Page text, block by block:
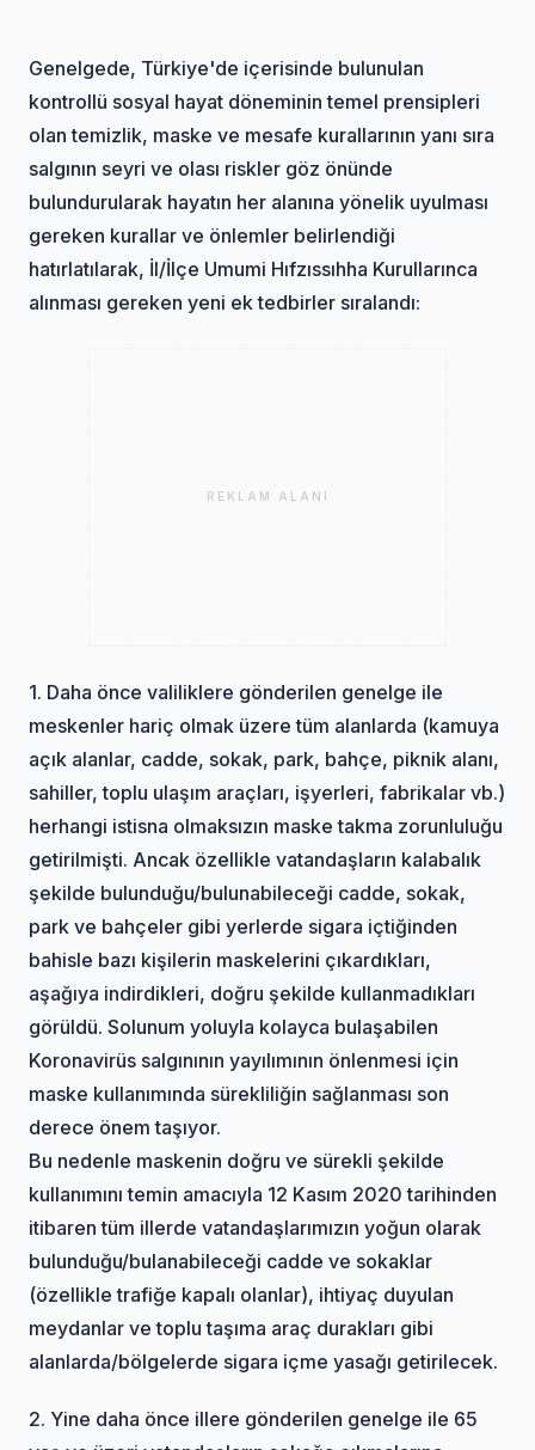
Genelgede, Türkiye'de içerisinde bulunulan
kontrollü sosyal hayat döneminin temel prensipleri
olan temizlik, maske ve mesafe kurallarının yanı sıra
salgının seyri ve olası riskler göz önünde
bulundurularak hayatın her alanına yönelik uyulması
gereken kurallar ve önlemler belirlendiği
hatırlatılarak, İl/İlçe Umumi Hıfzıssıhha Kurullarınca
alınması gereken yeni ek tedbirler sıralandı:
REKLAM ALANI
1. Daha önce valiliklere gönderilen genelge ile
meskenler hariç olmak üzere tüm alanlarda (kamuya
açık alanlar, cadde, sokak, park, bahçe, piknik alanı,
sahiller, toplu ulaşım araçları, işyerleri, fabrikalar vb.)
herhangi istisna olmaksızın maske takma zorunluluğu
getirilmişti. Ancak özellikle vatandaşların kalabalık
şekilde bulunduğu/bulunabileceği cadde, sokak,
park ve bahçeler gibi yerlerde sigara içtiğinden
bahisle bazı kişilerin maskelerini çıkardıkları,
aşağıya indirdikleri, doğru şekilde kullanmadıkları
görüldü. Solunum yoluyla kolayca bulaşabilen
Koronavirüs salgınının yayılımının önlenmesi için
maske kullanımında sürekliliğin sağlanması son
derece önem taşıyor.
Bu nedenle maskenin doğru ve sürekli şekilde
kullanımını temin amacıyla 12 Kasım 2020 tarihinden
itibaren tüm illerde vatandaşlarımızın yoğun olarak
bulunduğu/bulanabileceği cadde ve sokaklar
(özellikle trafiğe kapalı olanlar), ihtiyaç duyulan
meydanlar ve toplu taşıma araç durakları gibi
alanlarda/bölgelerde sigara içme yasağı getirilecek.
2. Yine daha önce illere gönderilen genelge ile 65